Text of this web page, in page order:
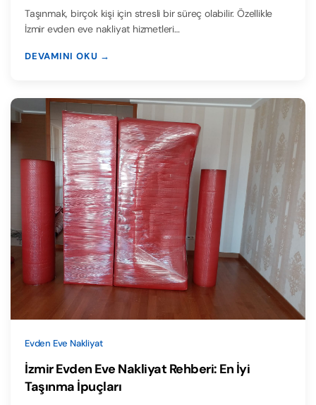
Taşınmak, birçok kişi için stresli bir süreç olabilir. Özellikle
İzmir evden eve nakliyat hizmetleri…
DEVAMINI OKU →
Evden Eve Nakliyat
İzmir Evden Eve Nakliyat Rehberi: En İyi
Taşınma İpuçları